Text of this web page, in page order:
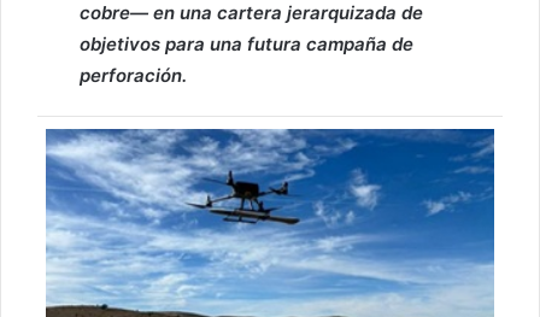
cobre— en una cartera jerarquizada de
objetivos para una futura campaña de
perforación.